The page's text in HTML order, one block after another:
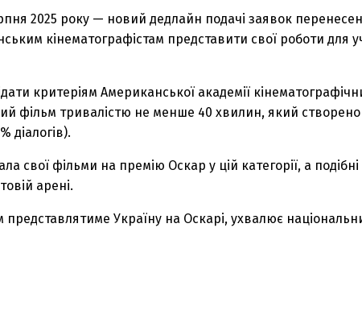
2025 року — новий дедлайн подачі заявок
кінематографістам представити свої роботи для
критеріям Американської академії
фільм тривалістю не менше 40 хвилин, який
діалогів).
свої фільми на премію Оскар у цій категорії, а
арені.
Україну на Оскарі, ухвалює